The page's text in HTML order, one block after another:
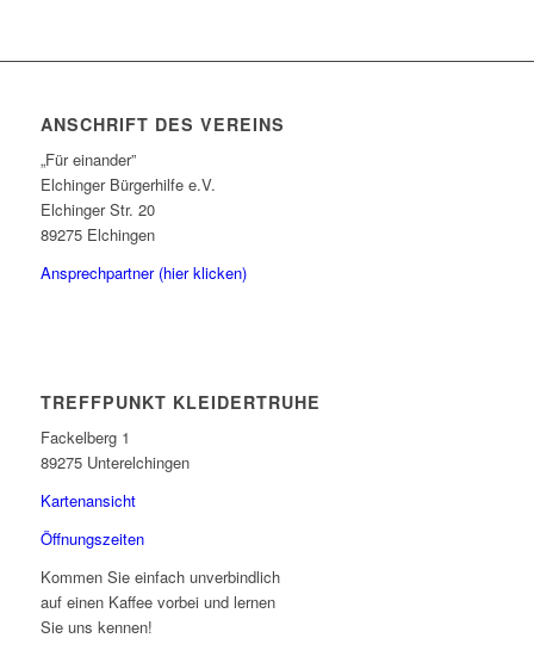
ANSCHRIFT DES VEREINS
„Für einander”
Elchinger Bürgerhilfe e.V.
Elchinger Str. 20
89275 Elchingen
Ansprechpartner (hier klicken)
TREFFPUNKT KLEIDERTRUHE
Fackelberg 1
89275 Unterelchingen
Kartenansicht
Öffnungszeiten
Kommen Sie einfach unverbindlich
auf einen Kaffee vorbei und lernen
Sie uns kennen!